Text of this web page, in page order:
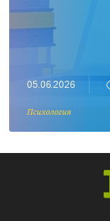
05.06.2026
Психология